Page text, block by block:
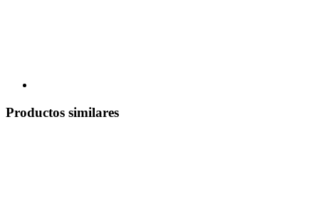
Productos similares